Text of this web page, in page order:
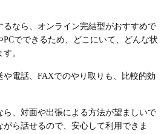
なら、オンライン完結型がおすすめで
でできるため、どこにいて、どんな状
。
電話、FAXでのやり取りも、比較的効
、対面や出張による方法が望ましいで
がら話せるので、安心して利用できま